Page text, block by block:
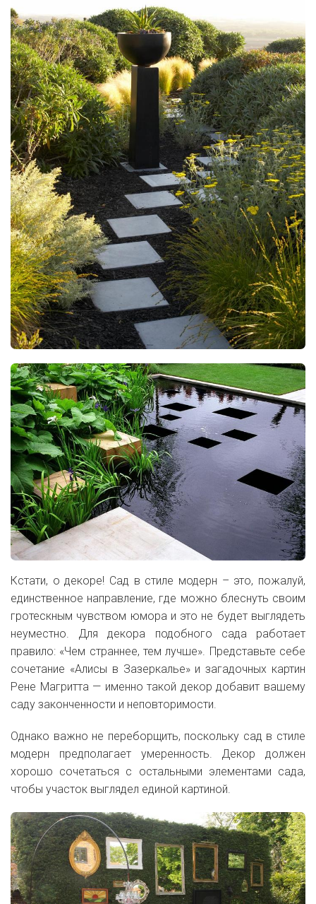
Кстати, о декоре! Сад в стиле модерн – это, пожалуй,
единственное направление, где можно блеснуть своим
гротескным чувством юмора и это не будет выглядеть
неуместно. Для декора подобного сада работает
правило: «Чем страннее, тем лучше». Представьте себе
сочетание «Алисы в Зазеркалье» и загадочных картин
Рене Магритта — именно такой декор добавит вашему
саду законченности и неповторимости.
Однако важно не переборщить, поскольку сад в стиле
модерн предполагает умеренность. Декор должен
хорошо сочетаться с остальными элементами сада,
чтобы участок выглядел единой картиной.